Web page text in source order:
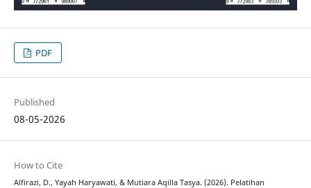
PDF
Published
08-05-2026
How to Cite
Alfirazi, D., Yayah Haryawati, & Mutiara Aqilla Tasya. (2026). Pelatihan